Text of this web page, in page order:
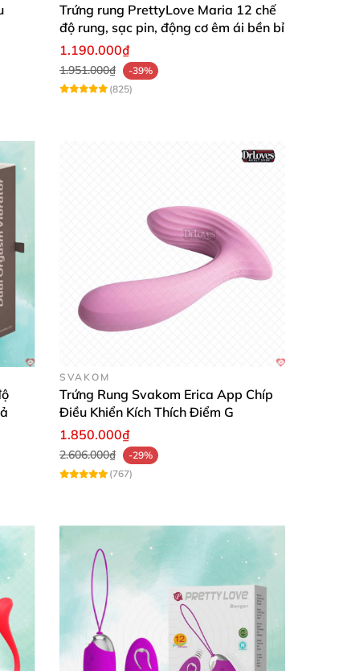
bạnsẽ trở nên hiệu quả hơn
cũng
Trứng rung PrettyLove Maria 12 chế
độ rung, sạc pin, động cơ êm ái bền bỉ
1.190.000₫
1.951.000₫
-39%
(825)
SVAKOM
Trứng Rung Svakom Erica App Chíp
Điều Khiển Kích Thích Điểm G
1.850.000₫
2.606.000₫
-29%
(767)